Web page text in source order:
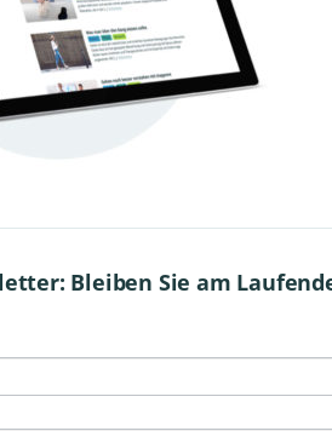
Bleiben Sie am